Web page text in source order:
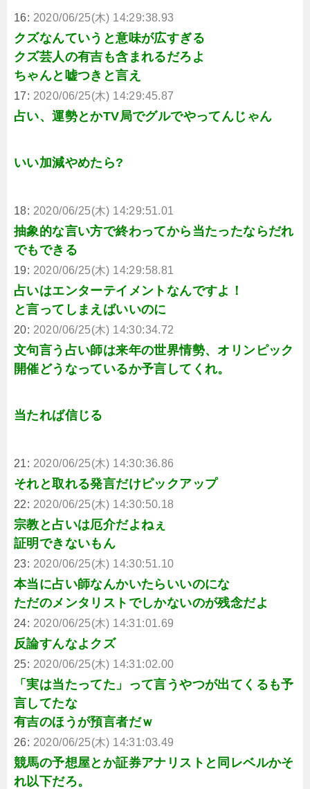
16: 2020/06/25(木) 14:29:38.93
クズなんていうと意味が広すぎる
クズ芸人の有吉も含まれるだろよ
ちゃんと嘘つきと言え
17: 2020/06/25(木) 14:29:45.87
占い、運勢とかTV局でグルでやってんじゃん
いい加減やめたら?
18: 2020/06/25(木) 14:29:51.01
抽象的な言い方で終わってから当たったならだれ
でもできる
19: 2020/06/25(木) 14:29:58.81
占いはエンターテイメントなんですよ！
と言ってしまえばいいのに
20: 2020/06/25(木) 14:30:34.72
文句言う占い師は来年の世界情勢、オリンピック
開催どうなっているか予言してくれ。
当たれば信じる
21: 2020/06/25(木) 14:30:36.86
それと取れる発言だけピックアップ
22: 2020/06/25(木) 14:30:50.18
宗教と占いは厄介だよねぇ
証明できないもん
23: 2020/06/25(木) 14:30:51.10
本当に占い師なんかいたらいいのにな
ただのメンタリストでしかないのが残念だよ
24: 2020/06/25(木) 14:31:01.69
反論すんなよクズ
25: 2020/06/25(木) 14:31:02.00
「実は当たってた」って言うやつが出てくるも予
言してたな
有吉のほうが預言者だｗ
26: 2020/06/25(木) 14:31:03.49
競馬の予想屋とか証券アナリストと同レベルかそ
れ以下だろ。